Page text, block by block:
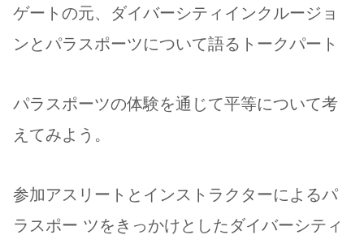
ゲートの元、ダイバーシティインクルージョ
ンとパラスポーツについて語るトークパート
パラスポーツの体験を通じて平等について考
えてみよう。
参加アスリートとインストラクターによるパ
ラスポー ツをきっかけとしたダイバーシティ